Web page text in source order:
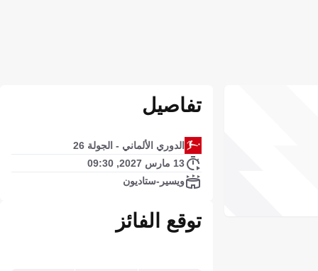
تفاصيل
الدوري الألماني - الجولة 26
13 مارس 2027, 09:30
ويسير-ستاديون
توقع الفائز